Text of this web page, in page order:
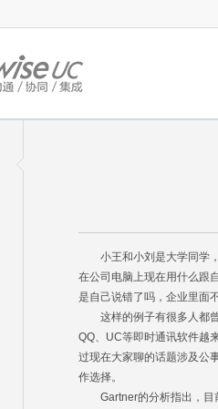
小王和小刘是大学同学，
在公司电脑上现在用什么跟
是自己说错了吗，企业里面
这样的例子有很多人都曾
QQ、UC等即时通讯软件越
过现在大家聊的话题涉及公
作选择。
Gartner的分析指出，目